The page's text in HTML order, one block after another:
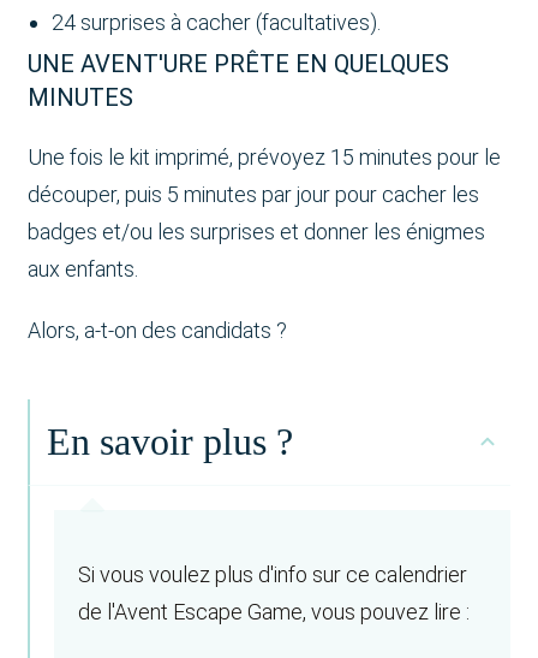
24 surprises à cacher (facultatives).
UNE AVENT'URE PRÊTE EN QUELQUES
MINUTES
Une fois le kit imprimé, prévoyez 15 minutes pour le
découper, puis 5 minutes par jour pour cacher les
badges et/ou les surprises et donner les énigmes
aux enfants.
Alors, a-t-on des candidats ?
En savoir plus ?
Si vous voulez plus d'info sur ce calendrier
de l'Avent Escape Game, vous pouvez lire :